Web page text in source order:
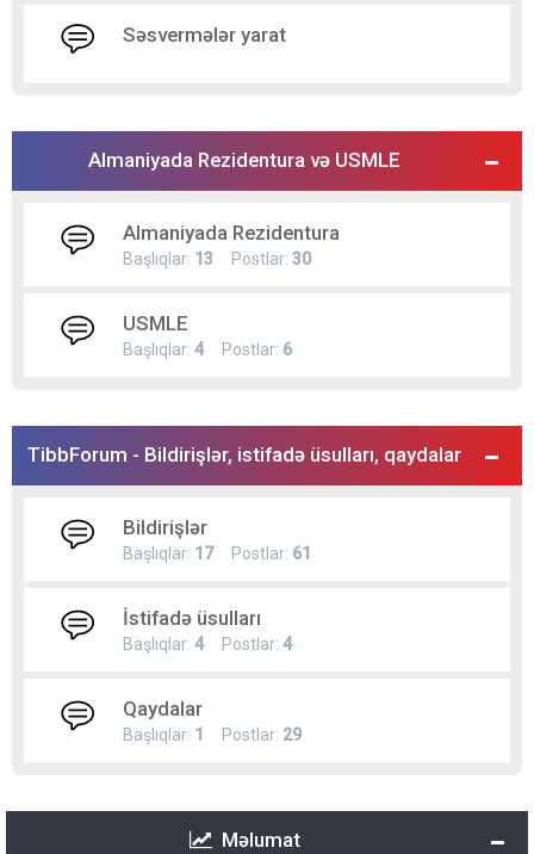
Səsvermələr yarat
Almaniyada Rezidentura və USMLE
Almaniyada Rezidentura
Başlıqlar: 13 Postlar: 30
USMLE
Başlıqlar: 4Postlar: 6
TibbForum - Bildirişlər, istifadə üsulları, qaydalar
Bildirişlər
Başlıqlar: 17Postlar: 61
İstifadə üsulları
Başlıqlar: 4Postlar: 4
Qaydalar
Başlıqlar: 1 Postlar: 29
Məlumat